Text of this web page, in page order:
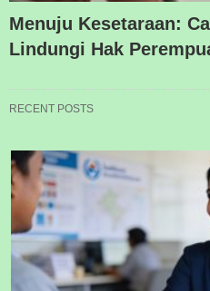
Menuju Kesetaraan:
Lindungi Hak
RECENT POSTS